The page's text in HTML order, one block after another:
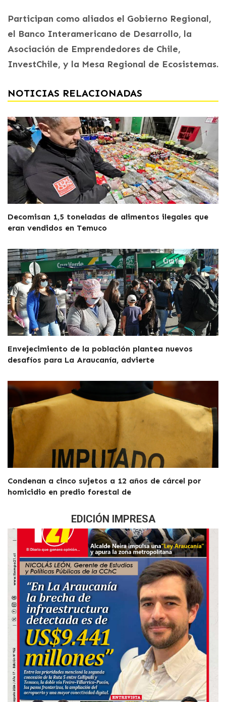
Participan como aliados el Gobierno Regional,
el Banco Interamericano de Desarrollo, la
Asociación de Emprendedores de Chile,
InvestChile, y la Mesa Regional de Ecosistemas.
NOTICIAS RELACIONADAS
Decomisan 1,5 toneladas de alimentos ilegales que
eran vendidos en Temuco
Envejecimiento de la población plantea nuevos
desafíos para La Araucanía, advierte
Condenan a cinco sujetos a 12 años de cárcel por
homicidio en predio forestal de
EDICIÓN IMPRESA